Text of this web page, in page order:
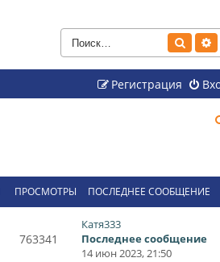
Поиск
Регистрация
ПРОСМОТРЫ ПОСЛЕДНЕЕ СООБЩЕНИЕ
763341
Катя333
Последнее сообщение
14 июн 2023, 21:50